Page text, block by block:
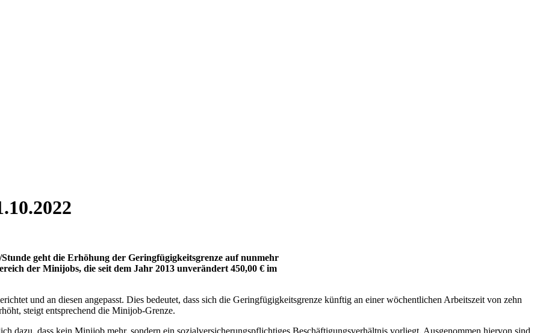
geht die Erhöhung der Geringfügigkeitsgrenze auf nunmehr
der Minijobs, die seit dem Jahr 2013 unverändert 450,00 € im
und an diesen angepasst. Dies bedeutet, dass sich die Geringfügigkeitsgrenze künftig an einer wöchentlichen Arbeitszeit von zehn
steigt entsprechend die Minijob-Grenze.
dazu, dass kein Minijob mehr, sondern ein sozialversicherungspflichtiges Beschäftigungsverhältnis vorliegt. Ausgenommen hiervon sind